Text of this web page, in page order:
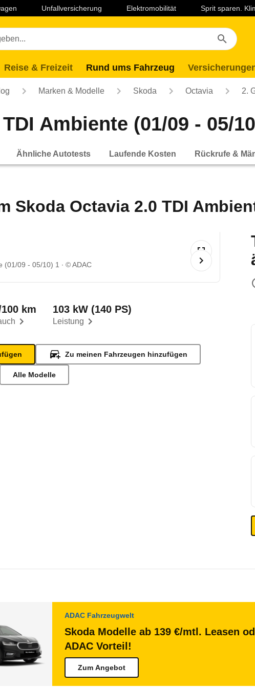
Unfallversicherung Elektromobilität Sprit sparen.
Reise & Freizeit Rund ums Fahrzeug
Marken & Modelle Skoda Octavia 2.
Ambiente (01/09 - 05/
Ähnliche Autotests Laufende Kosten Rückrufe &
Skoda Octavia 2.0 TDI
(01/09 - 05/10) 1 © ADAC
km
Leistung
103 kW (140 PS)
Zu meinen Fahrzeugen hinzufügen
Alle Modelle
ADAC Fahrzeugwelt
Skoda Modelle ab 139 €/mtl. Leasen
ADAC Vorteil!
Zum Angebot